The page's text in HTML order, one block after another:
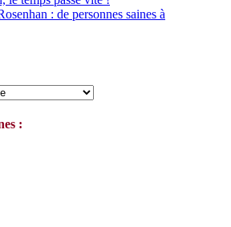
: de personnes saines à
: